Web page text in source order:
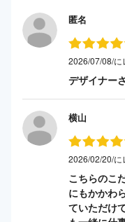
匿名
2026/07/08/に
デザイナー
横山
2026/02/20/に
こちらのこ
にもかかわ
ていただけ